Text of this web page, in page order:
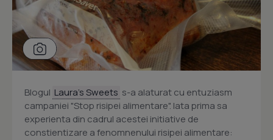
Blogul Laura's Sweets s-a alaturat cu entuziasm
campaniei "Stop risipei alimentare". Iata prima sa
experienta din cadrul acestei initiative de
constientizare a fenomnenului risipei alimentare: